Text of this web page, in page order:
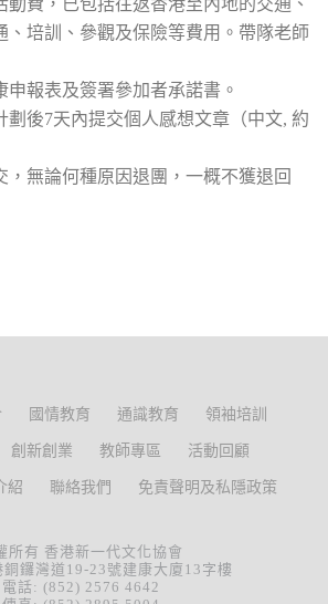
動費，已包括往返香港至內地的交通、
、培訓、參觀及保險等費用。帶隊老師
申報表及簽署參加者承諾書。
劃後7天內提交個人感想文章（中文, 約
，無論何種原因退團，一概不獲退回
國情教育 通識教育 領袖培訓
創新創業 教師專區 活動回顧
紹 聯絡我們 免責聲明及私隱政策
所有 香港新一代文化協會
銅鑼灣道19-23號建康大廈13字樓
電話: (852) 2576 4642